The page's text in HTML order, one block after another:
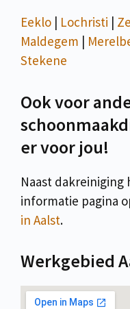
Eeklo Lochristi
Maldegem
Stekene
Ook voor
er voor jou!
Naast dakreiniging
informatie pagina
in Aalst.
Werkgebied